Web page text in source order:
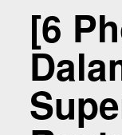
[6